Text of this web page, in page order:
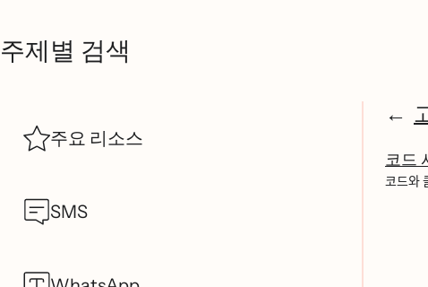
주제별 검색
주요 리소스
SMS
코드
코드와